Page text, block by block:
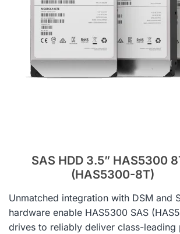
SAS HDD 3.5” HAS5300
(HAS5300-8T)
Unmatched integration with DSM and
hardware enable HAS5300 SAS (
drives to reliably deliver class-leading